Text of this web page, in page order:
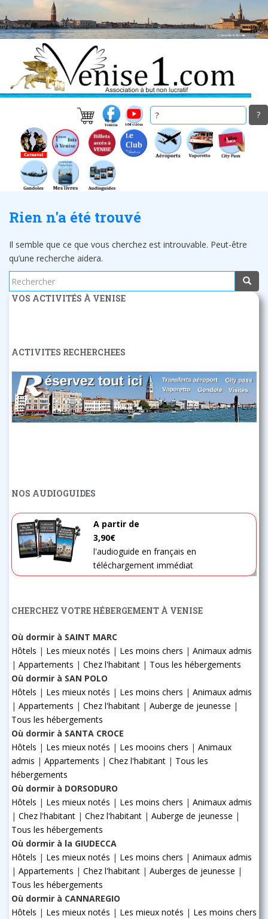
to
main
Rien n'a été trouvé
Il semble que ce que vous cherchez est introuvable. Peut-être
qu’une recherche aidera.
Rechercher...
VOS ACTIVITÉS À VENISE
ACTIVITES RECHERCHEES
NOS AUDIOGUIDES
A partir de
3,90€
l'audioguide en français en
téléchargement immédiat
CHERCHEZ VOTRE HÉBERGEMENT À VENISE
Où dormir à SAINT MARC
Hôtels | Les mieux notés | Les moins chers | Animaux admis
| Appartements | Chez l'habitant | Tous les hébergements
Où dormir à SAN POLO
Hôtels | Les mieux notés | Les moins chers | Animaux admis
| Appartements | Chez l'habitant | Auberge de jeunesse |
Tous les hébergements
Où dormir à SANTA CROCE
Hôtels | Les mieux notés | Les mooins chers | Animaux
admis | Appartements | Chez l'habitant | Tous les
hébergements
Où dormir à DORSODURO
Hôtels | Les mieux notés | Les moins chers | Animaux admis
| Chez l'habitant | Chez l'habitant | Auberge de jeunesse |
Tous les hébergements
Où dormir à la GIUDECCA
Hôtels | Les mieux notés | Les moins chers | Animaux admis
| Appartements | Chez l'habitant | Auberges de jeunesse |
Tous les hébergements
Où dormir à CANNAREGIO
Hôtels | Les mieux notés | Les mieux notés | Les moins chers